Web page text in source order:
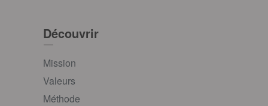
Découvrir
Mission
Valeurs
Méthode